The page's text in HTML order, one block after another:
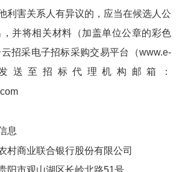
利害关系人有异议的，应当在候选人公
并将相关材料（加盖单位公章的彩色
招采电子招标采购交易平台（www.e-
发送至招标代理机构邮箱：
息
村商业联合银行股份有限公司